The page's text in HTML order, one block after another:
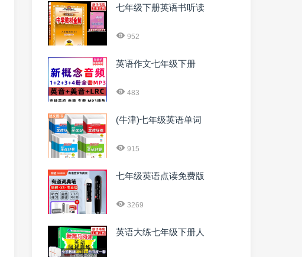
七年级下册英语书听读
952
英语作文七年级下册
483
(牛津)七年级英语单词
915
七年级英语点读免费版
3269
英语大练七年级下册人